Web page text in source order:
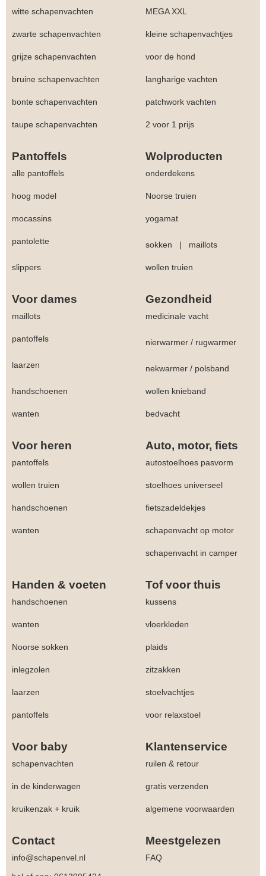
witte schapenvachten MEGA XXL
zwarte schapenvachten kleine schapenvachtjes
grijze schapenvachten voor de hond
bruine schapenvachten langharige vachten
bonte schapenvachten patchwork vachten
taupe schapenvachten 2 voor 1 prijs
Pantoffels Wolproducten
alle pantoffels onderdekens
hoog model Noorse truien
mocassins yogamat
pantolette sokken | maillots
slippers wollen truien
Voor dames Gezondheid
maillots medicinale vacht
pantoffels nierwarmer / rugwarmer
laarzen nekwarmer / polsband
handschoenen wollen knieband
wanten bedvacht
Voor heren Auto, motor, fiets
pantoffels autostoelhoes pasvorm
wollen truien stoelhoes universeel
handschoenen fietszadeldekjes
wanten schapenvacht op motor
schapenvacht in camper
Handen & voeten Tof voor thuis
handschoenen kussens
wanten vloerkleden
Noorse sokken plaids
inlegzolen zitzakken
laarzen stoelvachtjes
pantoffels voor relaxstoel
Voor baby Klantenservice
schapenvachten ruilen & retour
in de kinderwagen gratis verzenden
kruikenzak + kruik algemene voorwaarden
Contact Meestgelezen
info@schapenvel.nl
FAQ